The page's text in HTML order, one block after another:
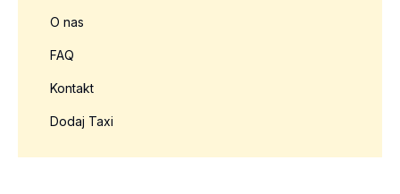
O nas
FAQ
Kontakt
Dodaj Taxi